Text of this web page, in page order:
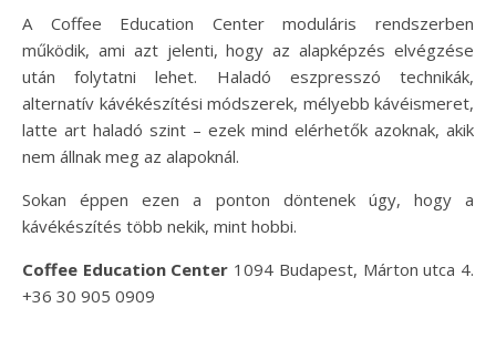
A Coffee Education Center moduláris rendszerben
működik, ami azt jelenti, hogy az alapképzés elvégzése
után folytatni lehet. Haladó eszpresszó technikák,
alternatív kávékészítési módszerek, mélyebb kávéismeret,
latte art haladó szint – ezek mind elérhetők azoknak, akik
nem állnak meg az alapoknál.
Sokan éppen ezen a ponton döntenek úgy, hogy a
kávékészítés több nekik, mint hobbi.
Coffee Education Center 1094 Budapest, Márton utca 4.
+36 30 905 0909